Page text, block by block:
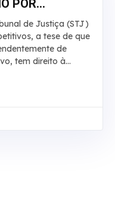
POR
RECEBER EM
de Justiça (STJ)
a tese de que
de
tem direito à
nem contada
pena de
2º, da Lei